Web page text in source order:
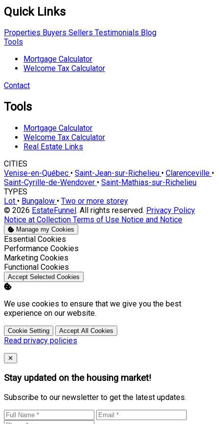
Quick Links
Properties Buyers Sellers Testimonials Blog
Tools
Mortgage Calculator
Welcome Tax Calculator
Contact
Tools
Mortgage Calculator
Welcome Tax Calculator
Real Estate Links
CITIES
Venise-en-Québec • Saint-Jean-sur-Richelieu • Clarenceville •
Saint-Cyrille-de-Wendover • Saint-Mathias-sur-Richelieu
TYPES
Lot • Bungalow • Two or more storey
© 2026 EstateFunnel . All rights reserved. Privacy Policy
Notice at Collection Terms of Use Notice and Notice
Manage my Cookies
Enable
Essential Cookies
Enable
Performance Cookies
Enable
Marketing Cookies
Enable
Functional Cookies
Accept Selected Cookies
We use cookies to ensure that we give you the best
experience on our website.
Cookie Setting Accept All Cookies
Read privacy policies
Close
✕
Stay updated on the housing market!
Subscribe to our newsletter to get the latest updates.